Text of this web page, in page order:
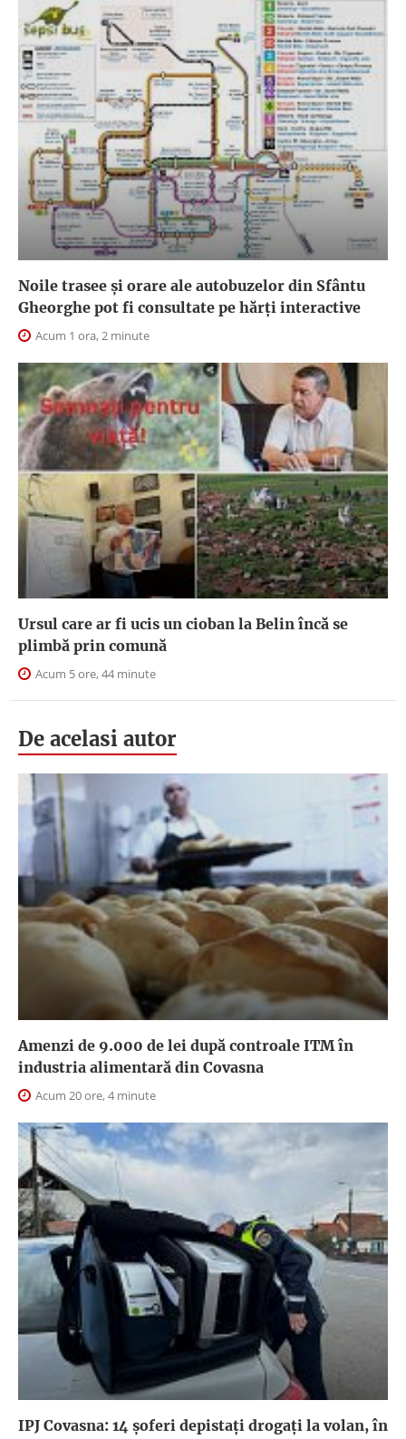
Noile trasee și orare ale autobuzelor din Sfântu
Gheorghe pot fi consultate pe hărți interactive
Acum 1 ora, 2 minute
Ursul care ar fi ucis un cioban la Belin încă se
plimbă prin comună
Acum 5 ore, 44 minute
De acelasi autor
Amenzi de 9.000 de lei după controale ITM în
industria alimentară din Covasna
Acum 20 ore, 4 minute
IPJ Covasna: 14 șoferi depistați drogați la volan, în